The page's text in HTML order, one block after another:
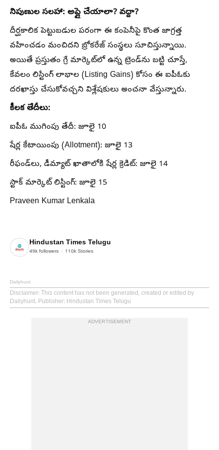
నిపుణుల సలహా: అప్లై చేయాలా? వద్దా?
దీర్ఘకాలిక పెట్టుబడుల పరంగా ఈ కంపెనీపై కొంత జాగ్రత్త
వహించడం మంచిదని బ్రోకరేజ్ సంస్థలు సూచిస్తున్నాయి.
అయితే ప్రస్తుతం గ్రే మార్కెట్‌లో ఉన్న ట్రెండ్‌ను బట్టి చూస్తే,
కేవలం లిస్టింగ్ లాభాల (Listing Gains) కోసం ఈ ఐపీఓకు
దరఖాస్తు చేసుకోవచ్చని విశ్లేషకులు అంచనా వేస్తున్నారు.
కీలక తేదీలు:
ఐపీఓ ముగింపు తేదీ: జూలై 10
షేర్ల కేటాయింపు (Allotment): జూలై 13
రీఫండ్‌లు, డీమ్యాట్ ఖాతాలోకి షేర్ల క్రెడిట్: జూలై 14
స్టాక్ మార్కెట్ లిస్టింగ్: జూలై 15
Praveen Kumar Lenkala
Hindustan Times Telugu
49k followers 110k Stories
Dailyhunt
Disclaimer: This content has not been generated, created or edited by
Dailyhunt. Publisher: Hindustan Times Telugu
ADVERTISEMENT